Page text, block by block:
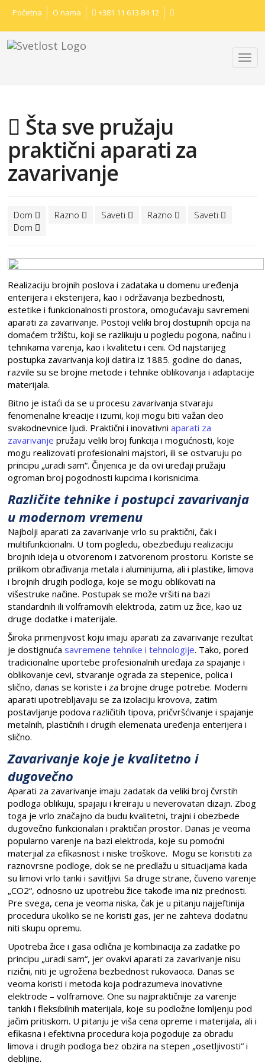
Početna O nama +381 11 613 84 12
Šta sve pružaju
praktični aparati za
zavarivanje
Dom Razno Saveti Razno
Saveti
Dom
Realizaciju brojnih poslova i zadataka u domenu uređenja
enterijera i eksterijera, kao i održavanja bezbednosti,
estetike i funkcionalnosti prostora, omogućavaju savremeni
aparati za zavarivanje. Postoji veliki broj dostupnih opcija na
domaćem tržištu, koji se razlikuju u pogledu pogona, načinu i
tehnikama varenja, kao i kvalitetu i ceni. Od najstarijeg
postupka zavarivanja koji datira iz 1885. godine do danas,
razvile su se brojne metode i tehnike oblikovanja i adaptacije
materijala.
Bitno je istaći da se u procesu zavarivanja stvaraju
fenomenalne kreacije i izumi, koji mogu biti važan deo
svakodnevnice ljudi. Praktični i inovativniaparati za
zavarivanje pružaju veliki broj funkcija i mogućnosti, koje
mogu realizovati profesionalni majstori, ili se ostvaruju po
principu „uradi sam“. Činjenica je da ovi uređaji pružaju
ogroman broj pogodnosti kupcima i korisnicima.
Različite tehnike i postupci zavarivanja
u modernom vremenu
Najbolji aparati za zavarivanje vrlo su praktični, čak i
multifunkcionalni. U tom pogledu, obezbeđuju realizaciju
brojnih ideja u otvorenom i zatvorenom prostoru. Koriste se
prilikom obrađivanja metala i aluminijuma, ali i plastike, limova
i brojnih drugih podloga, koje se mogu oblikovati na
višestruke načine. Postupak se može vršiti na bazi
standardnih ili volframovih elektroda, zatim uz žice, kao uz
druge dodatke i materijale.
Široka primenjivost koju imaju aparati za zavarivanje rezultat
je dostignućasavremene tehnike i tehnologije. Tako, pored
tradicionalne uportebe profesionalnih uređaja za spajanje i
oblikovanje cevi, stvaranje ograda za stepenice, polica i
slično, danas se koriste i za brojne druge potrebe. Moderni
aparati upotrebljavaju se za izolaciju krovova, zatim
postavljanje podova različitih tipova, pričvršćivanje i spajanje
metalnih, plastičnih i drugih elemenata uređenja enterijera i
slično.
Zavarivanje koje je kvalitetno i
dugovečno
Aparati za zavarivanje imaju zadatak da veliki broj čvrstih
podloga oblikuju, spajaju i kreiraju u neverovatan dizajn. Zbog
toga je vrlo značajno da budu kvalitetni, trajni i obezbede
dugovečno funkcionalan i praktičan prostor. Danas je veoma
popularno varenje na bazi elektroda, koje su pomoćni
materjial za efikasnost i niske troškove. Mogu se koristiti za
raznovrsne podloge, dok se ne predlažu u situacijama kada
su limovi vrlo tanki i savitljivi. Sa druge strane, čuveno varenje
„CO2“, odnosno uz upotrebu žice takođe ima niz prednosti.
Pre svega, cena je veoma niska, čak je u pitanju najjeftinija
procedura ukoliko se ne koristi gas, jer ne zahteva dodatnu
niti skupu opremu.
Upotreba žice i gasa odlična je kombinacija za zadatke po
principu „uradi sam“, jer ovakvi aparati za zavarivanje nisu
rizični, niti je ugrožena bezbednost rukovaoca. Danas se
veoma koristi i metoda koja podrazumeva inovativne
elektrode – volframove. One su najpraktičnije za varenje
tankih i fleksibilnih materijala, koje su podložne lomljenju pod
jačim pritiskom. U pitanju je viša cena opreme i materijala, ali i
efikasna i efektivna procedura koja pogoduje za obradu
limova i drugih podloga bez obzira na stepen „osetljivosti“ i
debljine.